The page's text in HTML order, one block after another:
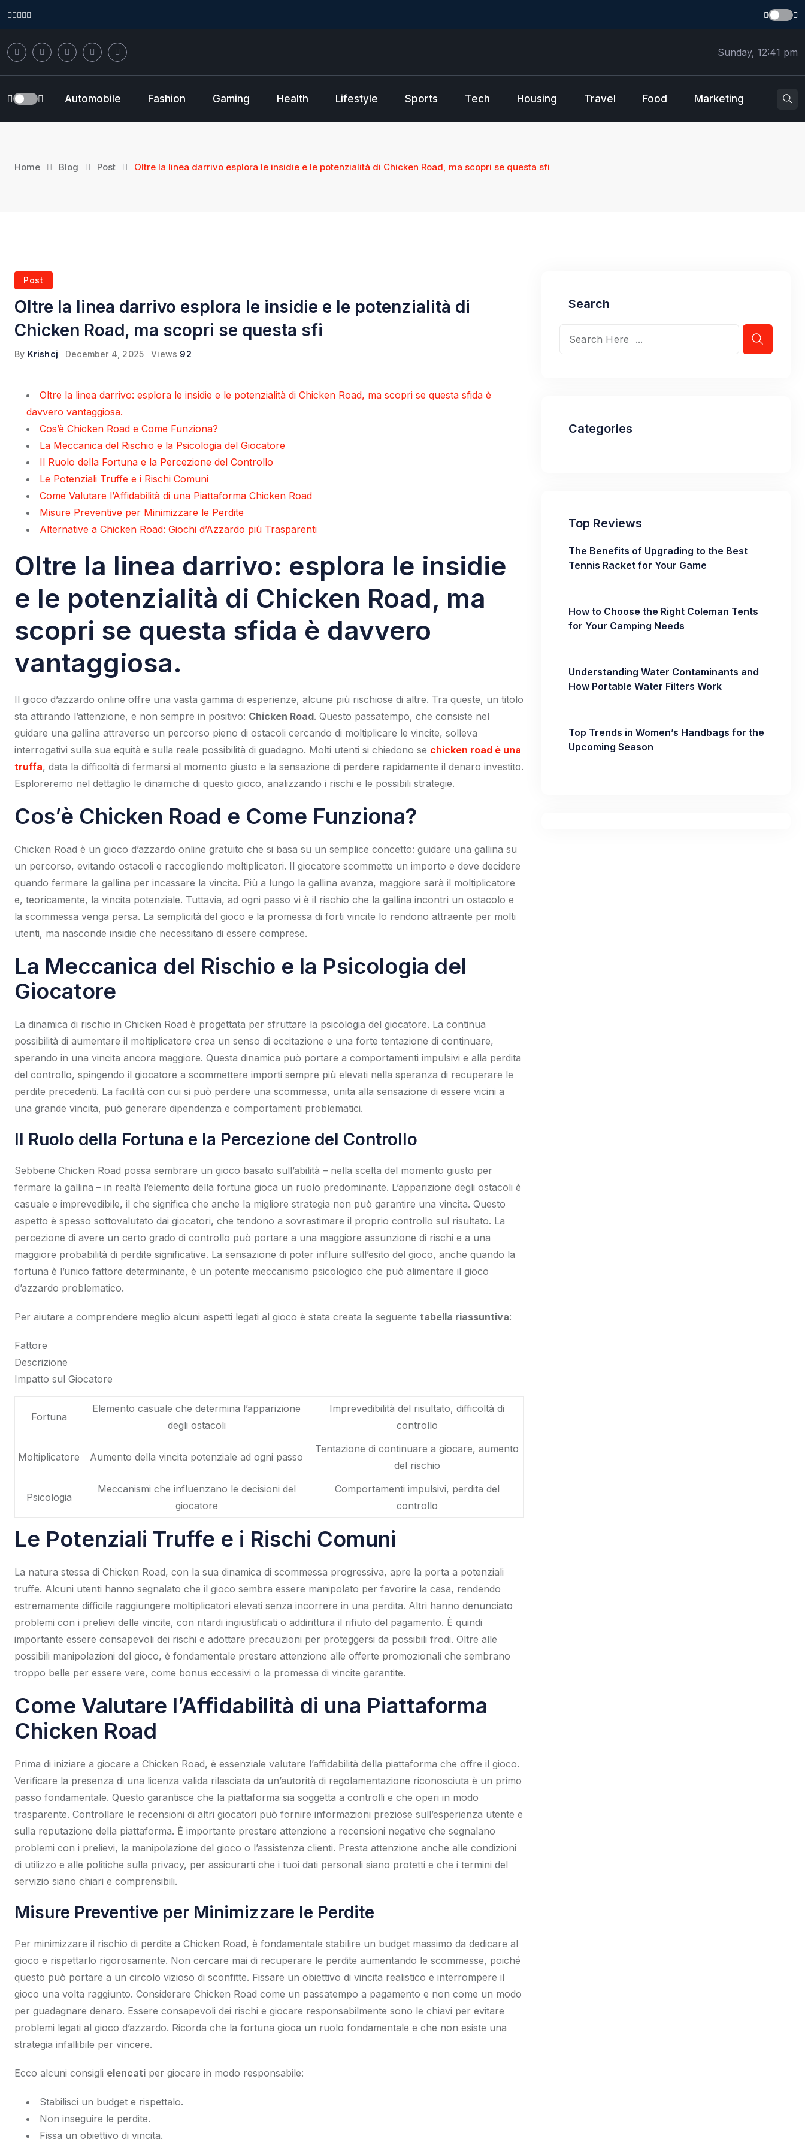
t
o
Sunday, 12:41 pm
Automobile Fashion Gaming Health Lifestyle Sports Tech Housing Travel Food Marketing
Home Blog Post Oltre la linea darrivo esplora le insidie e le potenzialità di Chicken Road, ma scopri se questa sfi
Post
Oltre la linea darrivo esplora le insidie e le potenzialità di
Chicken Road, ma scopri se questa sfi
By Krishcj December 4, 2025 Views 92
Oltre la linea darrivo: esplora le insidie e le potenzialità di Chicken Road, ma scopri se questa sfida è
davvero vantaggiosa.
Cos’è Chicken Road e Come Funziona?
La Meccanica del Rischio e la Psicologia del Giocatore
Il Ruolo della Fortuna e la Percezione del Controllo
Le Potenziali Truffe e i Rischi Comuni
Come Valutare l’Affidabilità di una Piattaforma Chicken Road
Misure Preventive per Minimizzare le Perdite
Alternative a Chicken Road: Giochi d’Azzardo più Trasparenti
Oltre la linea darrivo: esplora le insidie
e le potenzialità di Chicken Road, ma
scopri se questa sfida è davvero
vantaggiosa.
Il gioco d’azzardo online offre una vasta gamma di esperienze, alcune più rischiose di altre. Tra queste, un titolo
sta attirando l’attenzione, e non sempre in positivo: Chicken Road. Questo passatempo, che consiste nel
guidare una gallina attraverso un percorso pieno di ostacoli cercando di moltiplicare le vincite, solleva
interrogativi sulla sua equità e sulla reale possibilità di guadagno. Molti utenti si chiedono se chicken road è una
truffa, data la difficoltà di fermarsi al momento giusto e la sensazione di perdere rapidamente il denaro investito.
Esploreremo nel dettaglio le dinamiche di questo gioco, analizzando i rischi e le possibili strategie.
Cos’è Chicken Road e Come Funziona?
Chicken Road è un gioco d’azzardo online gratuito che si basa su un semplice concetto: guidare una gallina su
un percorso, evitando ostacoli e raccogliendo moltiplicatori. Il giocatore scommette un importo e deve decidere
quando fermare la gallina per incassare la vincita. Più a lungo la gallina avanza, maggiore sarà il moltiplicatore
e, teoricamente, la vincita potenziale. Tuttavia, ad ogni passo vi è il rischio che la gallina incontri un ostacolo e
la scommessa venga persa. La semplicità del gioco e la promessa di forti vincite lo rendono attraente per molti
utenti, ma nasconde insidie che necessitano di essere comprese.
La Meccanica del Rischio e la Psicologia del
Giocatore
La dinamica di rischio in Chicken Road è progettata per sfruttare la psicologia del giocatore. La continua
possibilità di aumentare il moltiplicatore crea un senso di eccitazione e una forte tentazione di continuare,
sperando in una vincita ancora maggiore. Questa dinamica può portare a comportamenti impulsivi e alla perdita
del controllo, spingendo il giocatore a scommettere importi sempre più elevati nella speranza di recuperare le
perdite precedenti. La facilità con cui si può perdere una scommessa, unita alla sensazione di essere vicini a
una grande vincita, può generare dipendenza e comportamenti problematici.
Il Ruolo della Fortuna e la Percezione del Controllo
Sebbene Chicken Road possa sembrare un gioco basato sull’abilità – nella scelta del momento giusto per
fermare la gallina – in realtà l’elemento della fortuna gioca un ruolo predominante. L’apparizione degli ostacoli è
casuale e imprevedibile, il che significa che anche la migliore strategia non può garantire una vincita. Questo
aspetto è spesso sottovalutato dai giocatori, che tendono a sovrastimare il proprio controllo sul risultato. La
percezione di avere un certo grado di controllo può portare a una maggiore assunzione di rischi e a una
maggiore probabilità di perdite significative. La sensazione di poter influire sull’esito del gioco, anche quando la
fortuna è l’unico fattore determinante, è un potente meccanismo psicologico che può alimentare il gioco
d’azzardo problematico.
Per aiutare a comprendere meglio alcuni aspetti legati al gioco è stata creata la seguente tabella riassuntiva:
Fattore
Descrizione
Impatto sul Giocatore
Fortuna
Elemento casuale che determina l’apparizione
degli ostacoli
Imprevedibilità del risultato, difficoltà di
controllo
Moltiplicatore Aumento della vincita potenziale ad ogni passo
Tentazione di continuare a giocare, aumento
del rischio
Psicologia
Meccanismi che influenzano le decisioni del
giocatore
Comportamenti impulsivi, perdita del
controllo
Le Potenziali Truffe e i Rischi Comuni
La natura stessa di Chicken Road, con la sua dinamica di scommessa progressiva, apre la porta a potenziali
truffe. Alcuni utenti hanno segnalato che il gioco sembra essere manipolato per favorire la casa, rendendo
estremamente difficile raggiungere moltiplicatori elevati senza incorrere in una perdita. Altri hanno denunciato
problemi con i prelievi delle vincite, con ritardi ingiustificati o addirittura il rifiuto del pagamento. È quindi
importante essere consapevoli dei rischi e adottare precauzioni per proteggersi da possibili frodi. Oltre alle
possibili manipolazioni del gioco, è fondamentale prestare attenzione alle offerte promozionali che sembrano
troppo belle per essere vere, come bonus eccessivi o la promessa di vincite garantite.
Come Valutare l’Affidabilità di una Piattaforma
Chicken Road
Prima di iniziare a giocare a Chicken Road, è essenziale valutare l’affidabilità della piattaforma che offre il gioco.
Verificare la presenza di una licenza valida rilasciata da un’autorità di regolamentazione riconosciuta è un primo
passo fondamentale. Questo garantisce che la piattaforma sia soggetta a controlli e che operi in modo
trasparente. Controllare le recensioni di altri giocatori può fornire informazioni preziose sull’esperienza utente e
sulla reputazione della piattaforma. È importante prestare attenzione a recensioni negative che segnalano
problemi con i prelievi, la manipolazione del gioco o l’assistenza clienti. Presta attenzione anche alle condizioni
di utilizzo e alle politiche sulla privacy, per assicurarti che i tuoi dati personali siano protetti e che i termini del
servizio siano chiari e comprensibili.
Misure Preventive per Minimizzare le Perdite
Per minimizzare il rischio di perdite a Chicken Road, è fondamentale stabilire un budget massimo da dedicare al
gioco e rispettarlo rigorosamente. Non cercare mai di recuperare le perdite aumentando le scommesse, poiché
questo può portare a un circolo vizioso di sconfitte. Fissare un obiettivo di vincita realistico e interrompere il
gioco una volta raggiunto. Considerare Chicken Road come un passatempo a pagamento e non come un modo
per guadagnare denaro. Essere consapevoli dei rischi e giocare responsabilmente sono le chiavi per evitare
problemi legati al gioco d’azzardo. Ricorda che la fortuna gioca un ruolo fondamentale e che non esiste una
strategia infallibile per vincere.
Ecco alcuni consigli elencati per giocare in modo responsabile:
Stabilisci un budget e rispettalo.
Non inseguire le perdite.
Fissa un obiettivo di vincita.
Search
Categories
Top Reviews
The Benefits of Upgrading to the Best
Tennis Racket for Your Game
How to Choose the Right Coleman Tents
for Your Camping Needs
Understanding Water Contaminants and
How Portable Water Filters Work
Top Trends in Women’s Handbags for the
Upcoming Season